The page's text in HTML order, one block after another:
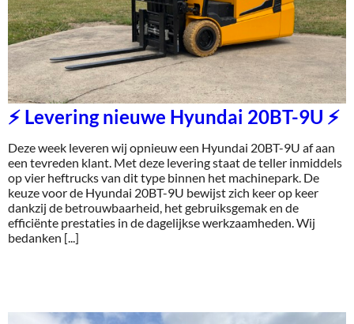
Services
Contact
⚡ Levering nieuwe Hyundai 20BT-9U ⚡
Deze week leveren wij opnieuw een Hyundai 20BT-9U af aan
een tevreden klant. Met deze levering staat de teller inmiddels
op vier heftrucks van dit type binnen het machinepark. De
keuze voor de Hyundai 20BT-9U bewijst zich keer op keer
dankzij de betrouwbaarheid, het gebruiksgemak en de
efficiënte prestaties in de dagelijkse werkzaamheden. Wij
bedanken [...]